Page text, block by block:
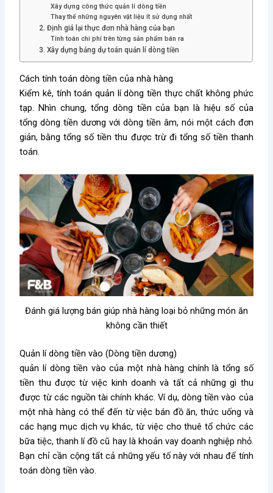
Xây dựng công thức quản lí dòng tiền
Thay thế những nguyên vật liệu ít sử dụng nhất
2. Định giá lại thực đơn nhà hàng của bạn
Tính toán chi phí trên từng sản phẩm bán ra
3. Xây dựng bảng dự toán quản lí dòng tiền
Cách tính toán dòng tiền của nhà hàng
Kiểm kê, tính toán quản lí dòng tiền thực chất không phức
tạp. Nhìn chung, tổng dòng tiền của bạn là hiệu số của
tổng dòng tiền dương với dòng tiền âm, nói một cách đơn
giản, bằng tổng số tiền thu được trừ đi tổng số tiền thanh
toán.
Đánh giá lượng bán giúp nhà hàng loại bỏ những món ăn
không cần thiết
Quản lí dòng tiền vào (Dòng tiền dương)
quản lí dòng tiền vào của một nhà hàng chính là tổng số
tiền thu được từ việc kinh doanh và tất cả những gì thu
được từ các nguồn tài chính khác. Ví dụ, dòng tiền vào của
một nhà hàng có thể đến từ việc bán đồ ăn, thức uống và
các hạng mục dịch vụ khác, từ việc cho thuê tổ chức các
bữa tiệc, thanh lí đồ cũ hay là khoản vay doanh nghiệp nhỏ.
Bạn chỉ cần cộng tất cả những yếu tố này với nhau để tính
toán dòng tiền vào.